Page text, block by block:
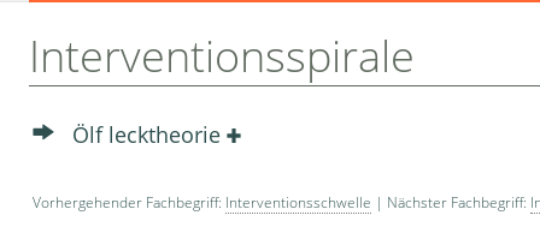
Interventionsspirale
Ölf lecktheorie
Vorhergehender Fachbegriff: Interventionsschwelle | Nächster Fachbegriff: